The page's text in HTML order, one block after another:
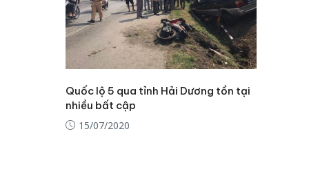
Quốc lộ 5 qua tỉnh Hải Dương tồn tại
nhiều bất cập
15/07/2020